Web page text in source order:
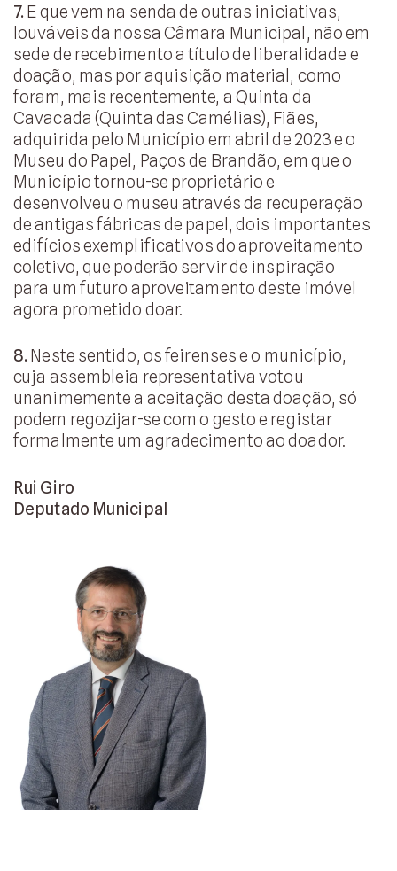
7.E que vem na senda de outras iniciativas,
louváveis da nossa Câmara Municipal, não em
sede de recebimento a título de liberalidade e
doação, mas por aquisição material, como
foram, mais recentemente, a Quinta da
Cavacada (Quinta das Camélias), Fiães,
adquirida pelo Município em abril de 2023 e o
Museu do Papel, Paços de Brandão, em que o
Município tornou-se proprietário e
desenvolveu o museu através da recuperação
de antigas fábricas de papel, dois importantes
edifícios exemplificativos do aproveitamento
coletivo, que poderão servir de inspiração
para um futuro aproveitamento deste imóvel
agora prometido doar.
8.Neste sentido, os feirenses e o município,
cuja assembleia representativa votou
unanimemente a aceitação desta doação, só
podem regozijar-se com o gesto e registar
formalmente um agradecimento ao doador.
Rui Giro
Deputado Municipal